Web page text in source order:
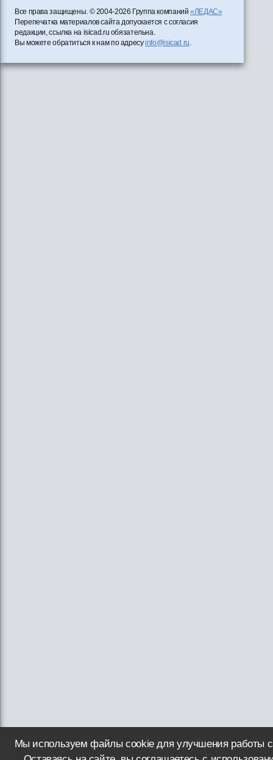
Все права защищены. © 2004-2026 Группа компаний«ЛЕДАС»
Перепечатка материалов сайта допускается с согласия
редакции, ссылка на isicad.ru обязательна.
Вы можете обратиться к нам по адресуinfo@isicad.ru
Мы используем файлы cookie для улучшения работы